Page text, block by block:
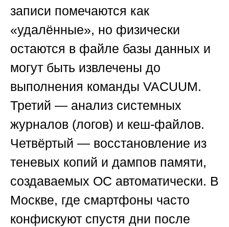
записи помечаются как
«удалённые», но физически
остаются в файле базы данных и
могут быть извлечены до
выполнения команды VACUUM.
Третий — анализ системных
журналов (логов) и кеш-файлов.
Четвёртый — восстановление из
теневых копий и дампов памяти,
создаваемых ОС автоматически. В
Москве, где смартфоны часто
конфискуют спустя дни после